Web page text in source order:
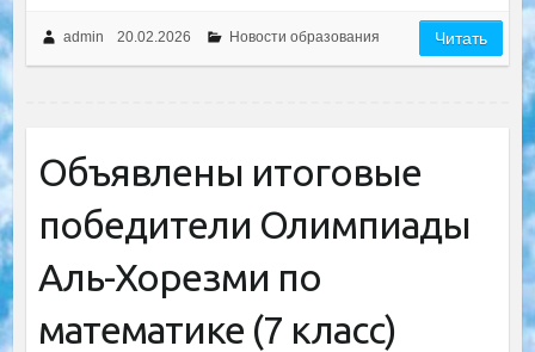
admin 20.02.2026 Новости образования Читать
Объявлены итоговые
победители Олимпиады
Аль-Хорезми по
математике (7 класс)